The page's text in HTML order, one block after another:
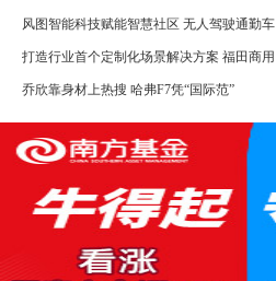
风图智能科技赋能智慧社区 无人驾驶通勤车
打造行业首个定制化场景解决方案 福田商用
乔欣靠身材上热搜 哈弗F7凭“国际范”